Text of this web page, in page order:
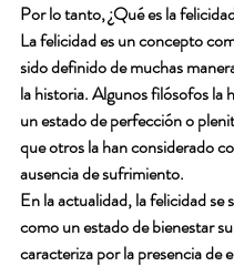
Por lo tanto, ¿Qué es la
La felicidad es un concepto
sido definido de muchas
la historia. Algunos filósofos la
un estado de perfección o
que otros la han considerado
ausencia de sufrimiento.
En la actualidad, la felicidad se
como un estado de bienestar
caracteriza por la presencia de